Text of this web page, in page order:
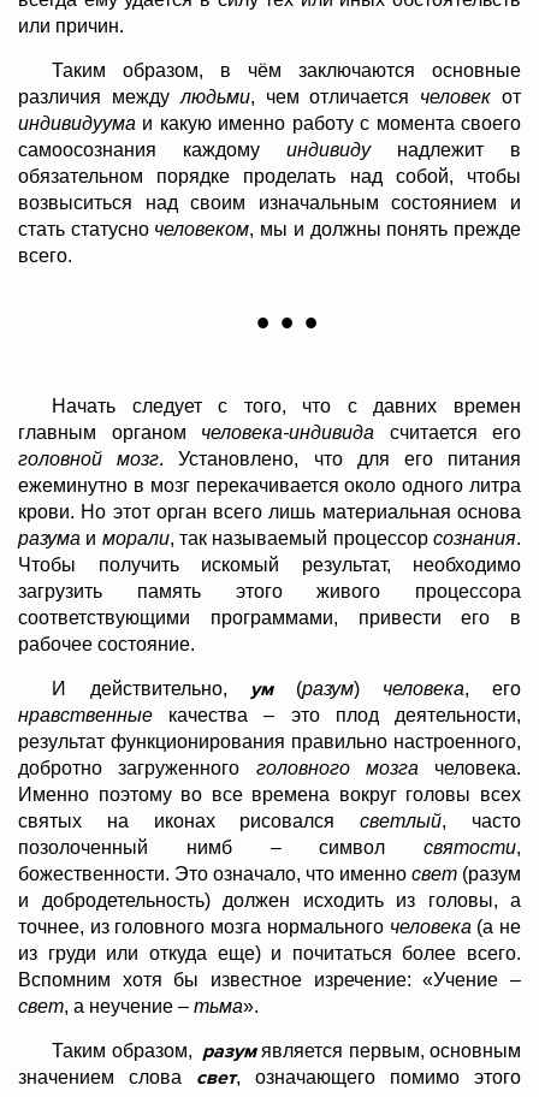
или причин.
Таким образом, в чём заключаются основные
различия между людьми, чем отличается человек от
индивидуума и какую именно работу с момента своего
самоосознания каждому индивидунадлежит в
обязательном порядке проделать над собой, чтобы
возвыситься над своим изначальным состоянием и
стать статусно человеком, мы и должны понять прежде
всего.
• • •
Начать следует с того, что с давних времен
главным органом человека-индивида считается его
головной мозг. Установлено, что для его питания
ежеминутно в мозг перекачивается около одного литра
крови. Но этот орган всего лишь материальная основа
разума и морали, так называемый процессорсознания.
Чтобы получить искомый результат, необходимо
загрузить память этого живого процессора
соответствующими программами, привести его в
рабочее состояние.
И действительно, ум(разум) человека, его
нравственные качества – это плод деятельности,
результат функционирования правильно настроенного,
добротно загруженного головного мозга человека.
Именно поэтому во все времена вокруг головы всех
святых на иконах рисовалсясветлый, часто
позолоченный нимб – символ святости,
божественности. Это означало, что именно свет (разум
и добродетельность) должен исходить из головы, а
точнее, из головного мозга нормального человека (а не
из груди или откуда еще) и почитаться более всего.
Вспомним хотя бы известное изречение: «Учение –
свет, а неучение – тьма».
Таким образом, разумявляется первым, основным
значением слова
свет, означающего помимо этого